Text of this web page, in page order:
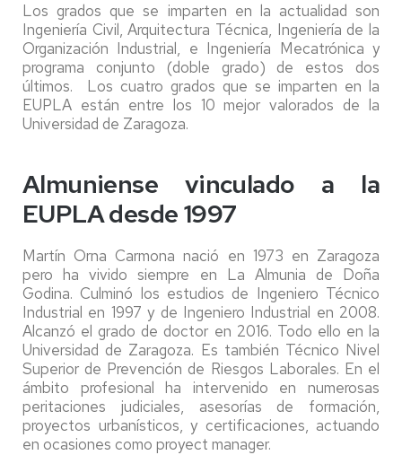
Los grados que se imparten en la actualidad son
Ingeniería Civil, Arquitectura Técnica, Ingeniería de la
Organización Industrial, e Ingeniería Mecatrónica y
programa conjunto (doble grado) de estos dos
últimos. Los cuatro grados que se imparten en la
EUPLA están entre los 10 mejor valorados de la
Universidad de Zaragoza.
Almuniense vinculado a la
EUPLA desde 1997
Martín Orna Carmona nació en 1973 en Zaragoza
pero ha vivido siempre en La Almunia de Doña
Godina. Culminó los estudios de Ingeniero Técnico
Industrial en 1997 y de Ingeniero Industrial en 2008.
Alcanzó el grado de doctor en 2016. Todo ello en la
Universidad de Zaragoza. Es también Técnico Nivel
Superior de Prevención de Riesgos Laborales. En el
ámbito profesional ha intervenido en numerosas
peritaciones judiciales, asesorías de formación,
proyectos urbanísticos, y certificaciones, actuando
en ocasiones como proyect manager.